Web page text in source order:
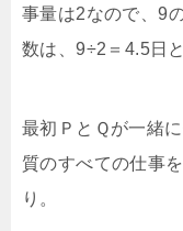
事量は2なので、9
数は、9÷2＝4.5日
最初ＰとＱが一緒
質のすべての仕事
り。